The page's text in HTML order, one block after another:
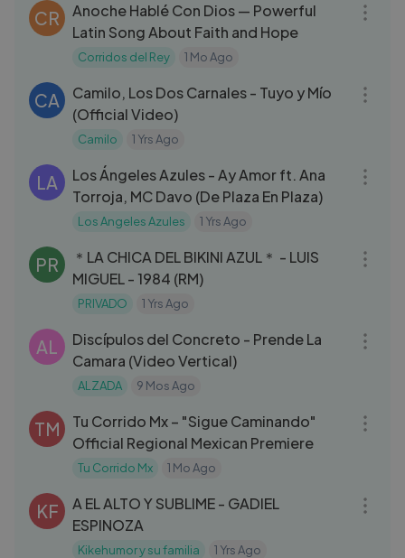
CR
Anoche Hablé Con Dios — Powerful
Latin Song About Faith and Hope
Corridos del Rey 1 Mo Ago
CA
Camilo, Los Dos Carnales - Tuyo y Mío
(Official Video)
Camilo 1 Yrs Ago
LA
Los Ángeles Azules - Ay Amor ft. Ana
Torroja, MC Davo (De Plaza En Plaza)
Los Angeles Azules 1 Yrs Ago
PR
＊LA CHICA DEL BIKINI AZUL＊ - LUIS
MIGUEL - 1984 (RM)
PRIVADO 1 Yrs Ago
AL
Discípulos del Concreto - Prende La
Camara (Video Vertical)
ALZADA 9 Mos Ago
TM
Tu Corrido Mx – "Sigue Caminando"
Official Regional Mexican Premiere
Tu Corrido Mx 1 Mo Ago
KF
A EL ALTO Y SUBLIME - GADIEL
ESPINOZA
Kikehumor y su familia 1 Yrs Ago